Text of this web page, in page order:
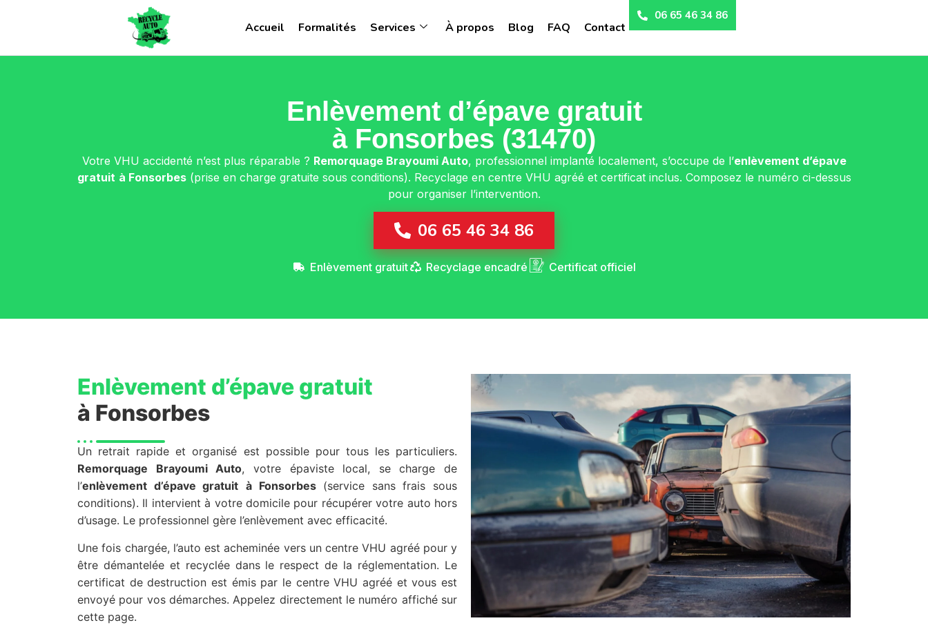
Accueil Formalités Services À propos Blog FAQ Contact
06 65 46 34 86
Enlèvement d’épave gratuit
à Fonsorbes (31470)
Votre VHU accidenté n’est plus réparable ? Remorquage Brayoumi Auto, professionnel implanté localement, s’occupe de l’enlèvement d’épave
gratuit à Fonsorbes(prise en charge gratuite sous conditions). Recyclage en centre VHU agréé et certificat inclus. Composez le numéro ci-dessus
pour organiser l’intervention.
06 65 46 34 86
Enlèvement gratuit Recyclage encadré Certificat officiel
Enlèvement d’épave gratuit
à Fonsorbes
Un retrait rapide et organisé est possible pour tous les particuliers.
Remorquage Brayoumi Auto, votre épaviste local, se charge de
l’enlèvement d’épave gratuit à Fonsorbes(service sans frais sous
conditions). Il intervient à votre domicile pour récupérer votre auto hors
d’usage. Le professionnel gère l’enlèvement avec efficacité.
Une fois chargée, l’auto est acheminée vers un centre VHU agréé pour y
être démantelée et recyclée dans le respect de la réglementation. Le
certificat de destruction est émis par le centre VHU agréé et vous est
envoyé pour vos démarches. Appelez directement le numéro affiché sur
cette page.